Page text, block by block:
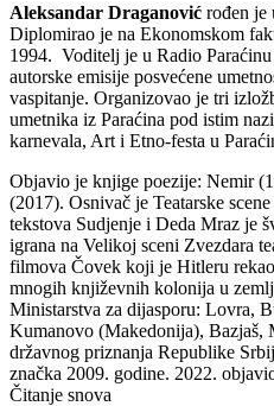
Aleksandar Draganović rođen je
Diplomirao je na Ekonomskom
1994. Voditelj je u Radio
autorske emisije posvećene
vaspitanje. Organizovao je tri
umetnika iz Paraćina pod istim
karnevala, Art i Etno-festa u
Objavio je knjige poezije: Nemir
(2017). Osnivač je Teatarske
tekstova Sudjenje i Deda Mraz je
igrana na Velikoj sceni Zvezdara
filmova Čovek koji je Hitleru
mnogih književnih kolonija u
Ministarstva za dijasporu: Lovra,
Kumanovo (Makedonija),
državnog priznanja Republike
značka 2009. godine. 2022.
Čitanje snova